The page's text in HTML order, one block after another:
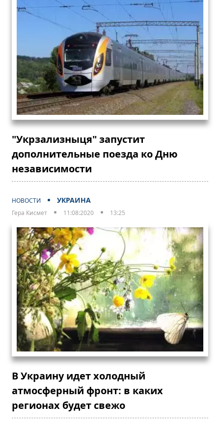
"Укрзализныця" запустит
дополнительные поезда ко Дню
независимости
НОВОСТИ УКРАИНА
Гера Кисмет 11:08:2020 13:25
В Украину идет холодный
атмосферный фронт: в каких
регионах будет свежо